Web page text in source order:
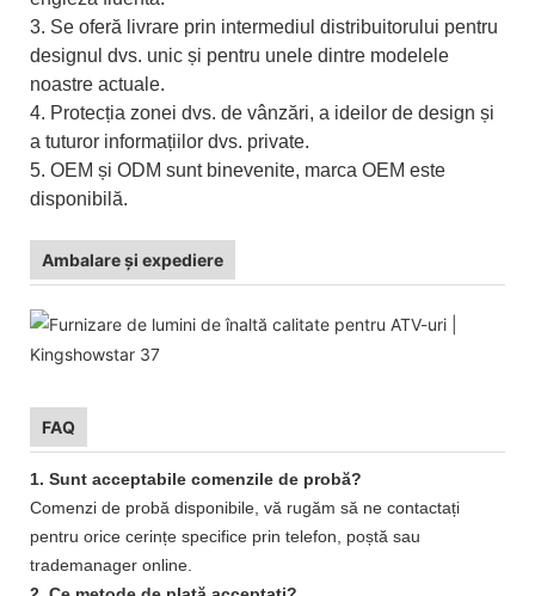
3. Se oferă livrare prin intermediul distribuitorului pentru
designul dvs. unic și pentru unele dintre modelele
noastre actuale.
4. Protecția zonei dvs. de vânzări, a ideilor de design și
a tuturor informațiilor dvs. private.
5. OEM și ODM sunt binevenite, marca OEM este
disponibilă.
Ambalare și expediere
FAQ
1. Sunt acceptabile comenzile de probă?
Comenzi de probă disponibile, vă rugăm să ne contactați
pentru orice cerințe specifice prin telefon, poștă sau
trademanager online.